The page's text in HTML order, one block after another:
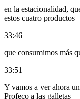
en la estacionalidad,
estos cuatro productos
33:46
que consumimos más
33:51
Y vamos a ver ahora
Profeco a las galletas